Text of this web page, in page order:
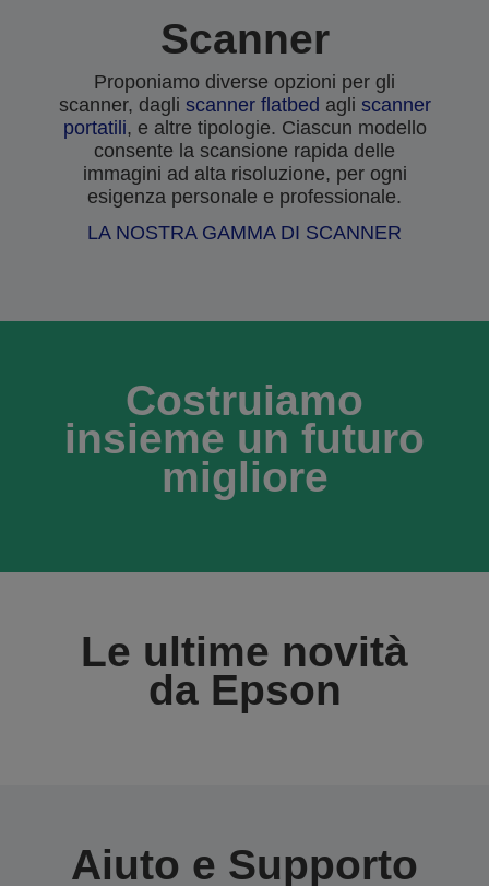
Scanner
Proponiamo diverse opzioni per gli
scanner, dagli scanner flatbed agli scanner
portatili, e altre tipologie. Ciascun modello
consente la scansione rapida delle
immagini ad alta risoluzione, per ogni
esigenza personale e professionale.
LA NOSTRA GAMMA DI SCANNER
Costruiamo
insieme un futuro
migliore
Le ultime novità
da Epson
Aiuto e Supporto